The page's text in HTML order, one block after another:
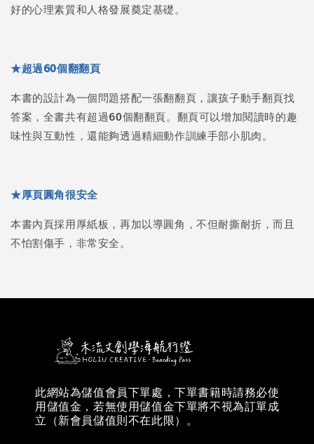
好的心理素質和人格發展奠定基礎。
★超過60個翻翻頁
本書的設計為一個問題搭配一張翻翻頁，讓孩子動手翻頁找
答案，全書共有超過60個翻翻頁。翻頁可以增加閱讀時的趣
味性與互動性，還能夠透過精細動作訓練手部小肌肉。
★厚頁圓角很安全
本書內頁採用厚紙板，再加以導圓角，不但耐撕耐折，而且
不怕割傷手，非常安全。
此網站為儲值會員下單處，下單書籍時請務必使
用儲值金，若無使用儲值金下單將不視為訂單成
立（新會員儲值則不在此限）。